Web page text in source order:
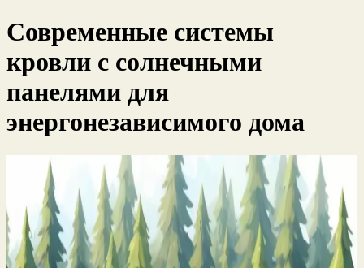
Современные системы
кровли с солнечными
панелями для
энергонезависимого дома